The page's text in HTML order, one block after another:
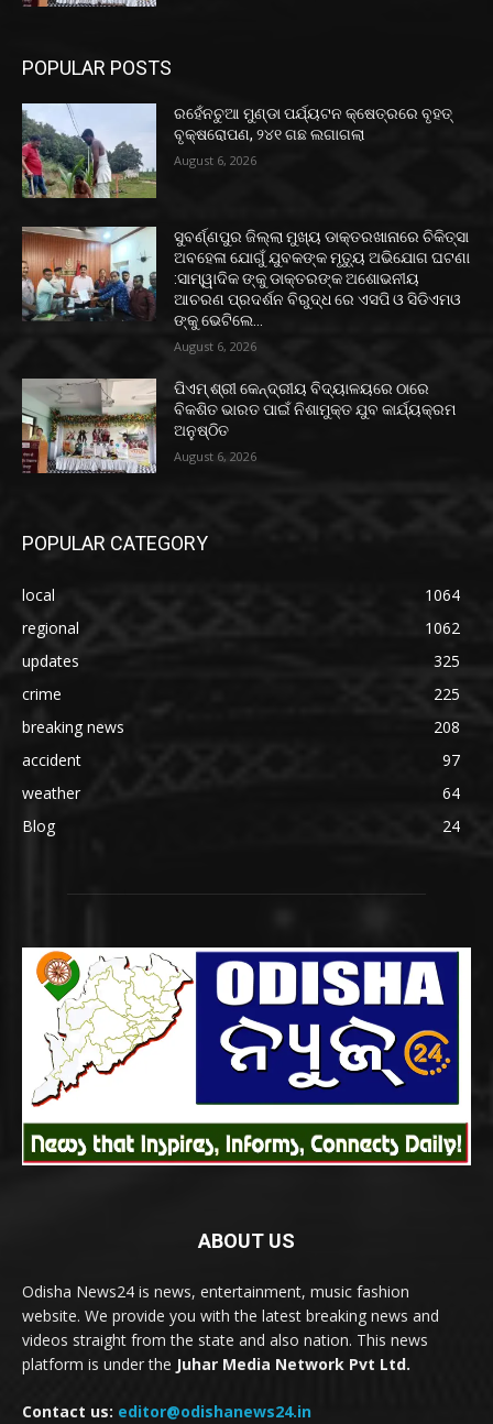
POPULAR POSTS
ରହେଁନଚୁଆ ମୁଣ୍ଡା ପର୍ଯ୍ୟଟନ କ୍ଷେତ୍ରରେ ବୃହତ୍
ବୃକ୍ଷରୋପଣ, ୨୪୧ ଗଛ ଲଗାଗଲା
August 6, 2026
ସୁବର୍ଣ୍ଣପୁର ଜିଲ୍ଲା ମୁଖ୍ୟ ଡାକ୍ତରଖାନାରେ ଚିକିତ୍ସା
ଅବହେଳା ଯୋଗୁଁ ଯୁବକଙ୍କ ମୃତ୍ୟୁ ଅଭିଯୋଗ ଘଟଣା
:ସାମ୍ୱାଦିକ ଙ୍କୁ ଡାକ୍ତରଙ୍କ ଅଶୋଭନୀୟ
ଆଚରଣ ପ୍ରଦର୍ଶନ ବିରୁଦ୍ଧ ରେ ଏସପି ଓ ସିଡିଏମଓ
ଙ୍କୁ ଭେଟିଲେ...
August 6, 2026
ପିଏମ୍ ଶ୍ରୀ କେନ୍ଦ୍ରୀୟ ବିଦ୍ୟାଳୟରେ ଠାରେ
ବିକଶିତ ଭାରତ ପାଇଁ ନିଶାମୁକ୍ତ ଯୁବ କାର୍ଯ୍ୟକ୍ରମ
ଅନୁଷ୍ଠିତ
August 6, 2026
POPULAR CATEGORY
local
1064
regional
1062
updates
325
crime
225
breaking news
208
accident
97
weather
64
Blog
24
ABOUT US
Odisha News24 is news, entertainment, music fashion
website. We provide you with the latest breaking news and
videos straight from the state and also nation. This news
platform is under the Juhar Media Network Pvt Ltd.
Contact us: editor@odishanews24.in